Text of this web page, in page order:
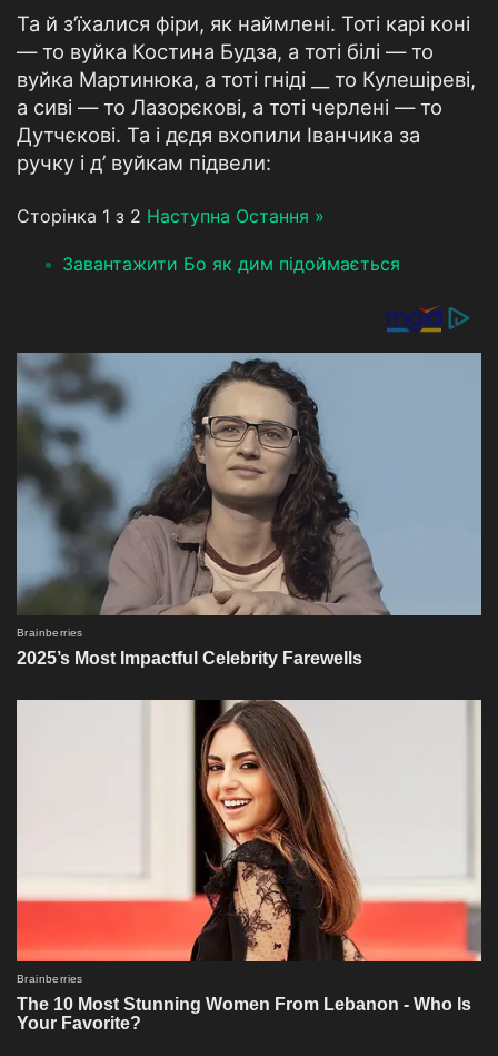
Та й з’їхалися фіри, як наймлені. Тоті карі коні
— то вуйка Костина Будза, а тоті білі — то
вуйка Мартинюка, а тоті гніді __ то Кулешіреві,
а сиві — то Лазорєкові, а тоті черлені — то
Дутчєкові. Та і дєдя вхопили Іванчика за
ручку і д’ вуйкам підвели:
Сторінка 1 з 2 Наступна Остання »
Завантажити Бо як дим підоймається